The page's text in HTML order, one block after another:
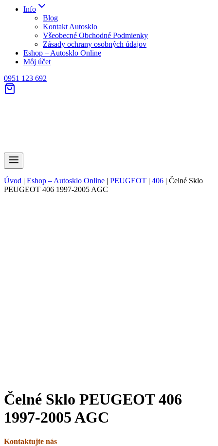
Info
Blog
Kontakt Autosklo
Všeobecné Obchodné Podmienky
Zásady ochrany osobných údajov
Eshop – Autosklo Online
Môj účet
0951 123 692
Úvod | Eshop – Autosklo Online | PEUGEOT | 406 | Čelné Sklo
PEUGEOT 406 1997-2005 AGC
Čelné Sklo PEUGEOT 406
1997-2005 AGC
Kontaktujte nás